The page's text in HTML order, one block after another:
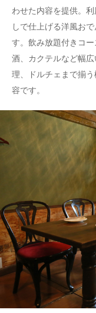
わせた内容を提供。
しで仕上げる洋風お
す。飲み放題付きコ
酒、カクテルなど幅
理、ドルチェまで揃
容です。